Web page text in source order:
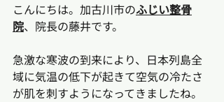
こんにちは。加古川市のふじい整骨
院、院長の藤井です。
急激な寒波の到来により、日本列島全
域に気温の低下が起きて空気の冷たさ
が肌を刺すようになってきましたね。